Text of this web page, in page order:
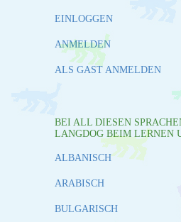
EINLOGGEN
ANMELDEN
ALS GAST ANMELDEN
BEI ALL DIESEN
LANGDOG BEIM LERNEN
ALBANISCH
ARABISCH
BULGARISCH